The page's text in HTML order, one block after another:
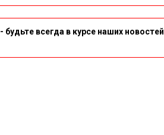
- будьте всегда в курсе наших новостей